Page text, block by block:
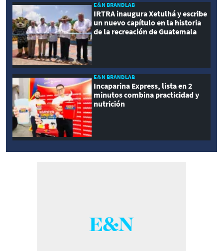
E&N BRANDLAB
IRTRA inaugura Xetulhá y escribe
un nuevo capítulo en la historia
de la recreación de Guatemala
E&N BRANDLAB
Incaparina Express, lista en 2
minutos combina practicidad y
nutrición